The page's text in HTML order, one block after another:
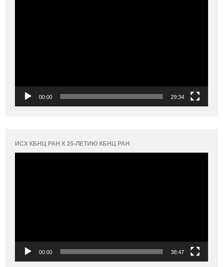
00:00 29:34
ИСХ КБНЦ РАН К 25-ЛЕТИЮ КБНЦ РАН
00:00 38:47